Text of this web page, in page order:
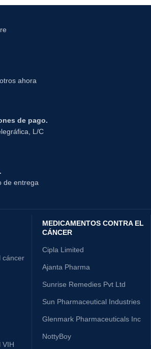
ahora
de pago.
L/C
de entrega
cáncer
VIH
MEDICAMENTOS CONTRA EL
CÁNCER
Cipla Limited
Ajanta Pharma
Sunrise Remedies Pvt Ltd
Sun Pharmaceutical Industries
Glenmark Pharmaceuticals Inc
NottyBoy